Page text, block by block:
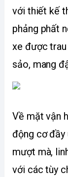
với thiết kế
phảng phất
xe được
sảo, mang
Về mặt vận
động cơ
mượt mà,
với các tùy